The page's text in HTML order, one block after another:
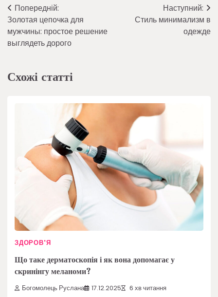
Навігація
записів
Попередній:
Золотая цепочка для
мужчины: простое решение
выглядеть дорого
Наступний:
Стиль минимализм в
одежде
Схожі статті
ЗДОРОВ'Я
Що таке дерматоскопія і як вона допомагає у
скринінгу меланоми?
Богомолець Руслана 17.12.2025 6 хв читання